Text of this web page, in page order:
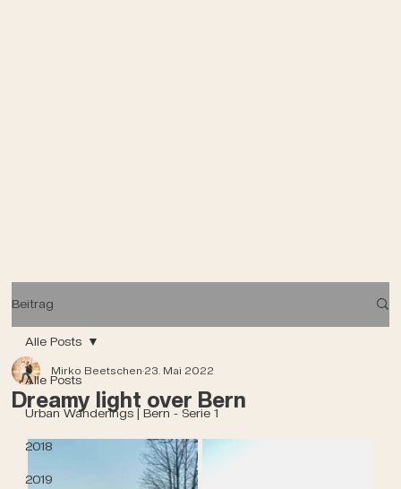
Beitrag
Alle Posts
Urban Wanderings | Bern - Serie 1
2018
2019
Alle Posts
Dreamy light over Bern
Mirko Beetschen23. Mai 2022